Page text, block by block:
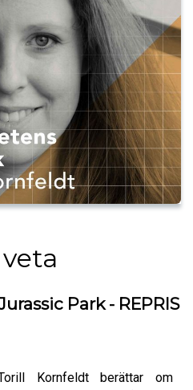
Park - REPRIS
Kornfeldt berättar om